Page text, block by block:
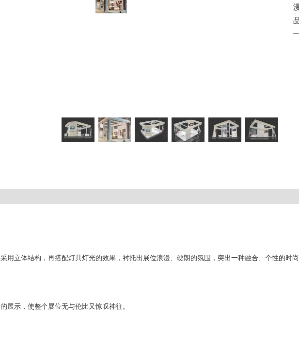
用立体结构，再搭配灯具灯光的效果，衬托出展位浪漫、硬朗的氛围，突出一种融合、个性的时尚
展示，使整个展位无与伦比又惊叹神往。